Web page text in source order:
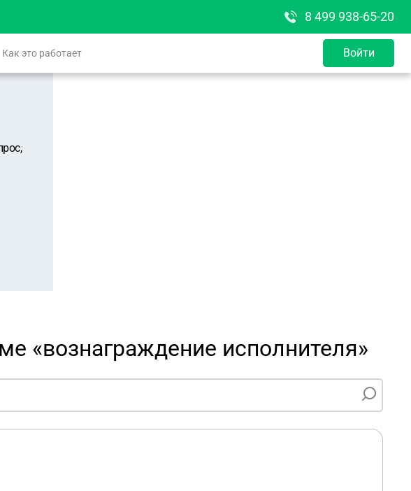
8 499 938-65-20
Как это работает Войти
«вознаграждение исполнителя»